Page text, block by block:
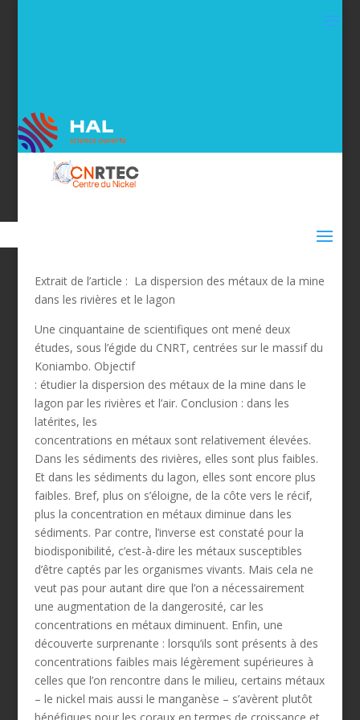
Extrait de l’article : La dispersion des métaux de la mine
dans les rivières et le lagon
Une cinquantaine de scientifiques ont mené deux
études, sous l’égide du CNRT, centrées sur le massif du
Koniambo. Objectif
: étudier la dispersion des métaux de la mine dans le
lagon par les rivières et l’air. Conclusion : dans les
latérites, les
concentrations en métaux sont relativement élevées.
Dans les sédiments des rivières, elles sont plus faibles.
Et dans les sédiments du lagon, elles sont encore plus
faibles. Bref, plus on s’éloigne, de la côte vers le récif,
plus la concentration en métaux diminue dans les
sédiments. Par contre, l’inverse est constaté pour la
biodisponibilité, c’est-à-dire les métaux susceptibles
d’être captés par les organismes vivants. Mais cela ne
veut pas pour autant dire que l’on a nécessairement
une augmentation de la dangerosité, car les
concentrations en métaux diminuent. Enfin, une
découverte surprenante : lorsqu’ils sont présents à des
concentrations faibles mais légèrement supérieures à
celles que l’on rencontre dans le milieu, certains métaux
– le nickel mais aussi le manganèse – s’avèrent plutôt
bénéfiques pour les coraux en termes de croissance et